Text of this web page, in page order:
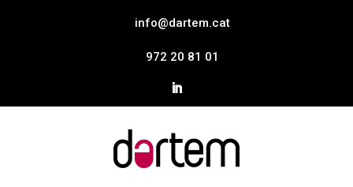
info@dartem.cat
972 20 81 01